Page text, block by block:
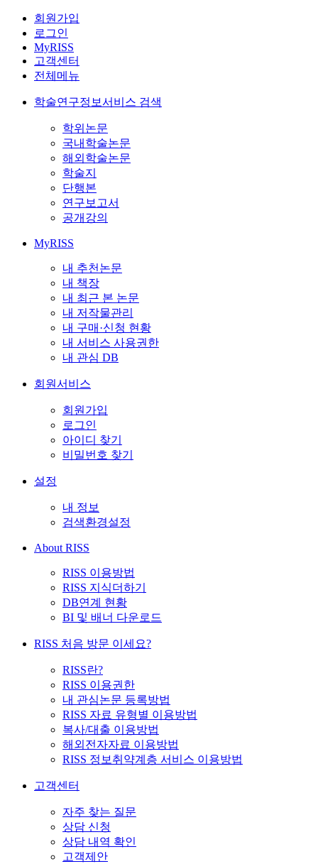
회원가입
로그인
MyRISS
고객센터
전체메뉴
학술연구정보서비스 검색
학위논문
국내학술논문
해외학술논문
학술지
단행본
연구보고서
공개강의
MyRISS
내 추천논문
내 책장
내 최근 본 논문
내 저작물관리
내 구매·신청 현황
내 서비스 사용권한
내 관심 DB
회원서비스
회원가입
로그인
아이디 찾기
비밀번호 찾기
설정
내 정보
검색환경설정
About RISS
RISS 이용방법
RISS 지식더하기
DB연계 현황
BI 및 배너 다운로드
RISS 처음 방문 이세요?
RISS란?
RISS 이용권한
내 관심논문 등록방법
RISS 자료 유형별 이용방법
복사/대출 이용방법
해외전자자료 이용방법
RISS 정보취약계층 서비스 이용방법
고객센터
자주 찾는 질문
상담 신청
상담 내역 확인
고객제안